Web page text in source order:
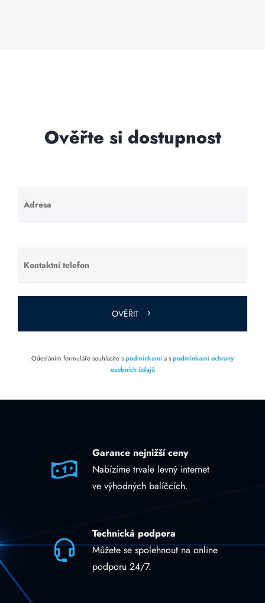
Ověřte si dostupnost
Adresa
Ponechte
toto pole
Kontaktní telefon
Ponechte
toto pole
prázdné.
OVĚŘIT
Odesláním formuláře souhlasíte spodmínkamia spodmínkami ochrany
osobních údajů
Garance nejnižší ceny
Nabízíme trvale levný internet
ve výhodných balíčcích.
Technická podpora
Můžete se spolehnout na online
podporu 24/7.